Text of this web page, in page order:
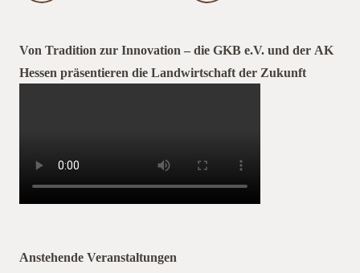
Von Tradition zur Innovation – die GKB e.V. und der AK
Hessen präsentieren die Landwirtschaft der Zukunft
Anstehende Veranstaltungen